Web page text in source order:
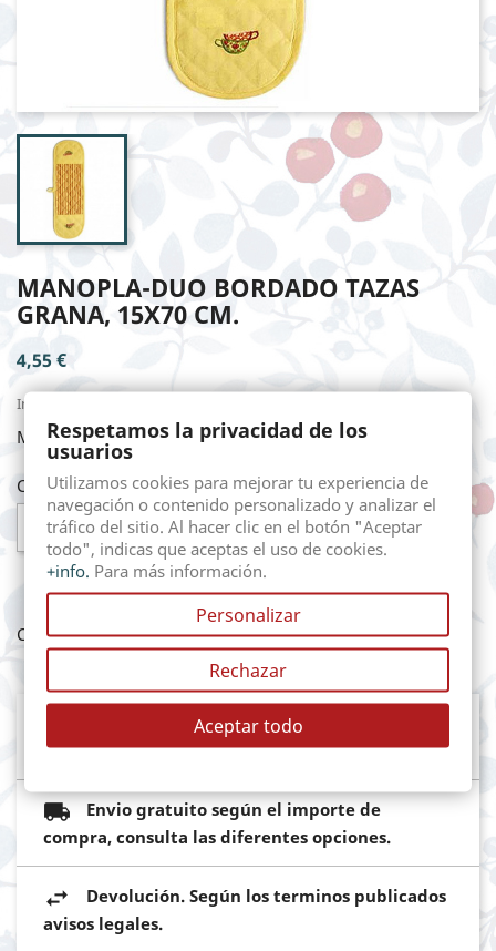
MANOPLA-DUO BORDADO TAZAS
GRANA, 15X70 CM.
4,55 €
Impuestos incluidos
MANOPLA-DUO BORDADO TAZAS GRANA, 15X70 cm.
Cantidad
 AÑADIR AL CARRITO
Compartir
Mediante pasarela de pago segura del
Banco Sabadell
Envio gratuito según el importe de
compra, consulta las diferentes opciones.
Devolución. Según los terminos publicados
avisos legales.
Respetamos la privacidad de los
usuarios
Utilizamos cookies para mejorar tu experiencia de
navegación o contenido personalizado y analizar el
tráfico del sitio. Al hacer clic en el botón "Aceptar
todo", indicas que aceptas el uso de cookies.
+info. Para más información.
Personalizar
Rechazar
Aceptar todo